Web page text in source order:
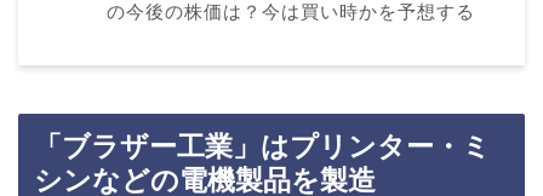
の今後の株価は？今は買い時かを予想する
「ブラザー工業」はプリンター・ミ
シンなどの電機製品を製造